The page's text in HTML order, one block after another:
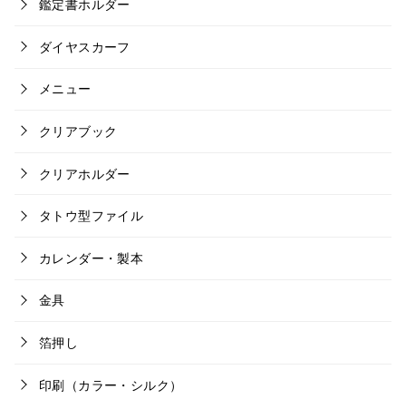
鑑定書ホルダー
ダイヤスカーフ
メニュー
クリアブック
クリアホルダー
タトウ型ファイル
カレンダー・製本
金具
箔押し
印刷（カラー・シルク）